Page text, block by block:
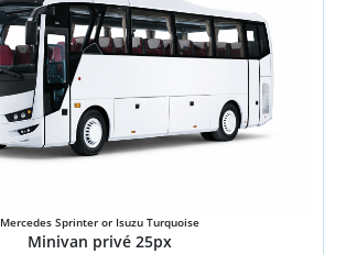
Mercedes Sprinter or Isuzu Turquoise
Minivan privé 25px